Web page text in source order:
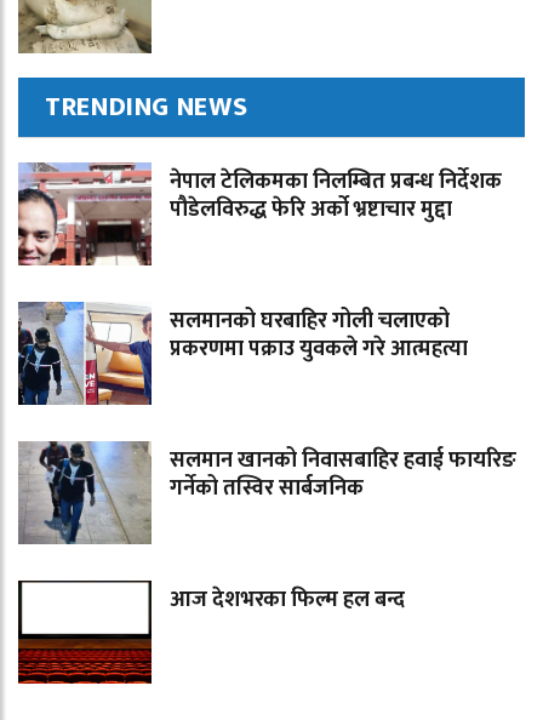
TRENDING NEWS
नेपाल टेलिकमका निलम्बित प्रबन्ध निर्देशक
पौडेलविरुद्ध फेरि अर्को भ्रष्टाचार मुद्दा
सलमानको घरबाहिर गोली चलाएको
प्रकरणमा पक्राउ युवकले गरे आत्महत्या
सलमान खानको निवासबाहिर हवाई फायरिङ
गर्नेको तस्विर सार्बजनिक
आज देशभरका फिल्म हल बन्द